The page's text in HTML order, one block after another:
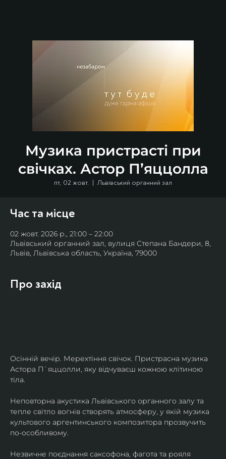
Музика пристрасті при
свічках. Астор П’яццолла
пт, 02 жовт.
  |
Львівський органний зал
Час та місце
02 жовт. 2026 р., 21:00 – 22:00
Львівський органний зал, вулиця Степана Бандери, 8,
Львів, Львівська область, Україна, 79000
Про захід
Осінній вечір. Мерехтіння свічок. Пристрасна музика
Астора П`яццолли, яку відчуваєш кожною клітиною
тіла.
Неповторна акустика Львівського органного залу та
тепле світло вогнів створять атмосферу, у якій музика
культового аргентинського композитора прозвучить
по-особливому.
Незвичне поєднання саксофона, фагота та рояля